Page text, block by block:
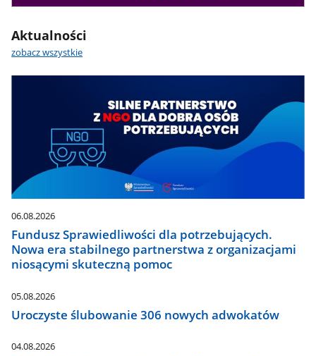
Aktualności
zobacz wszystkie
06.08.2026
Fundusz Sprawiedliwości dla potrzebujących.
Nowa era stabilnego partnerstwa z organizacjami
niosącymi skuteczną pomoc
05.08.2026
Uroczyste ślubowanie 306 nowych adwokatów
04.08.2026